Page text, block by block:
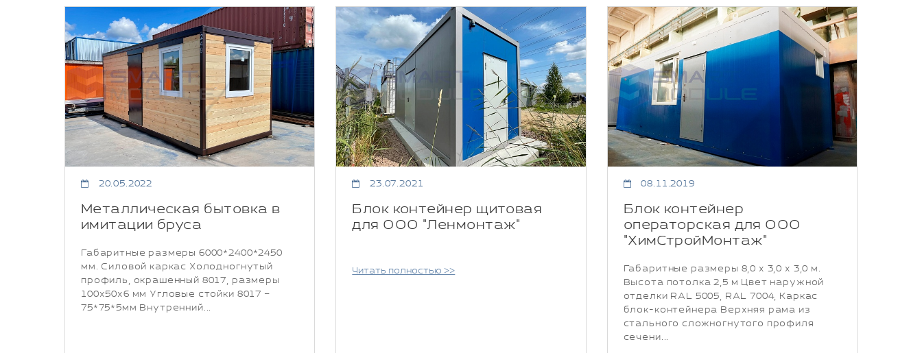
20.05.2022
Металлическая бытовка в
имитации бруса
Габаритные размеры 6000*2400*2450
мм. Силовой каркас Холодногнутый
профиль, окрашенный 8017, размеры
100х50х6 мм Угловые стойки 8017 –
75*75*5мм Внутренний...
23.07.2021
Блок контейнер щитовая
для ООО "Ленмонтаж"
Читать полностью >>
08.11.2019
Блок контейнер
операторская для ООО
"ХимСтройМонтаж"
Габаритные размеры 8,0 х 3,0 х 3,0 м.
Высота потолка 2,5 м Цвет наружной
отделки RAL 5005, RAL 7004, Каркас
блок-контейнера Верхняя рама из
стального сложногнутого профиля
сечени...